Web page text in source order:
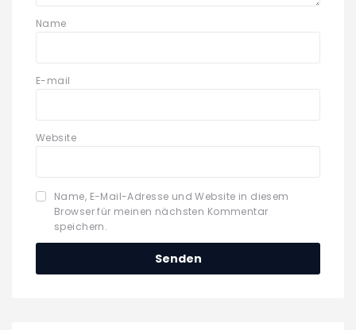
Name
E-mail
Website
Name, E-Mail-Adresse und Website in diesem
Browser für meinen nächsten Kommentar
speichern.